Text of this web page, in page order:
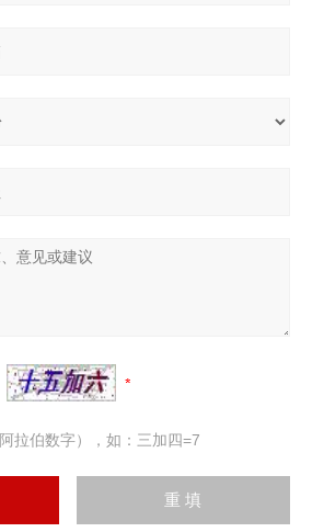
拉伯数字），如：三加四=7